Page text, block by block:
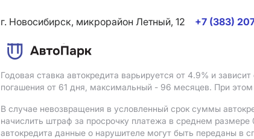
г. Новосибирск, микрорайон Летный, 12
+7 (383)
Годовая ставка автокредита варьируется от 4.9% и
погашения от 61 дня, максимальный - 96 месяцев. При
В случае невозвращения в условленный срок суммы
начислить штраф за просрочку платежа в среднем
автокредита данные о нарушителе могут быть переданы в